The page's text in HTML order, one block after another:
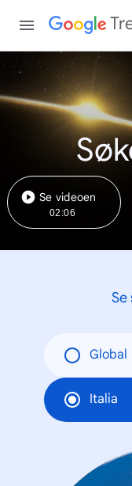
Se videoen
02:06
Global
Italia